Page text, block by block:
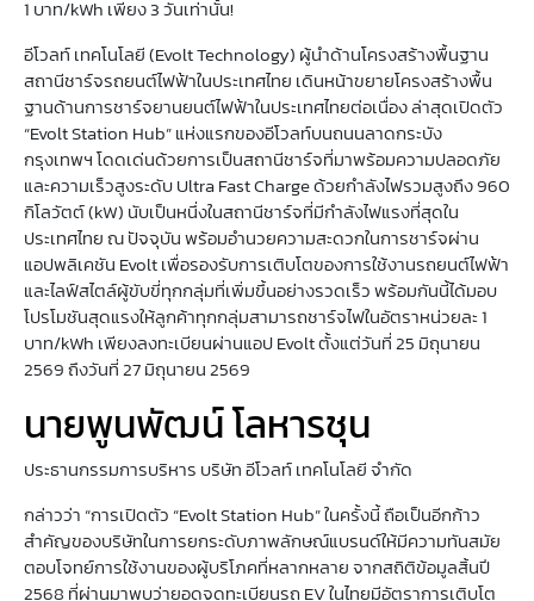
1 บาท/kWh เพียง 3 วันเท่านั้น!
อีโวลท์ เทคโนโลยี (Evolt Technology) ผู้นำด้านโครงสร้างพื้นฐาน
สถานีชาร์จรถยนต์ไฟฟ้าในประเทศไทย เดินหน้าขยายโครงสร้างพื้น
ฐานด้านการชาร์จยานยนต์ไฟฟ้าในประเทศไทยต่อเนื่อง ล่าสุดเปิดตัว
“Evolt Station Hub” แห่งแรกของอีโวลท์บนถนนลาดกระบัง
กรุงเทพฯ โดดเด่นด้วยการเป็นสถานีชาร์จที่มาพร้อมความปลอดภัย
และความเร็วสูงระดับ Ultra Fast Charge ด้วยกำลังไฟรวมสูงถึง 960
กิโลวัตต์ (kW) นับเป็นหนึ่งในสถานีชาร์จที่มีกำลังไฟแรงที่สุดใน
ประเทศไทย ณ ปัจจุบัน พร้อมอำนวยความสะดวกในการชาร์จผ่าน
แอปพลิเคชัน Evolt เพื่อรองรับการเติบโตของการใช้งานรถยนต์ไฟฟ้า
และไลฟ์สไตล์ผู้ขับขี่ทุกกลุ่มที่เพิ่มขึ้นอย่างรวดเร็ว พร้อมกันนี้ได้มอบ
โปรโมชันสุดแรงให้ลูกค้าทุกกลุ่มสามารถชาร์จไฟในอัตราหน่วยละ 1
บาท/kWh เพียงลงทะเบียนผ่านแอป Evolt ตั้งแต่วันที่ 25 มิถุนายน
2569 ถึงวันที่ 27 มิถุนายน 2569
นายพูนพัฒน์ โลหารชุน
ประธานกรรมการบริหาร บริษัท อีโวลท์ เทคโนโลยี จำกัด
กล่าวว่า “การเปิดตัว “Evolt Station Hub” ในครั้งนี้ ถือเป็นอีกก้าว
สำคัญของบริษัทในการยกระดับภาพลักษณ์แบรนด์ให้มีความทันสมัย
ตอบโจทย์การใช้งานของผู้บริโภคที่หลากหลาย จากสถิติข้อมูลสิ้นปี
2568 ที่ผ่านมาพบว่ายอดจดทะเบียนรถ EV ในไทยมีอัตราการเติบโต